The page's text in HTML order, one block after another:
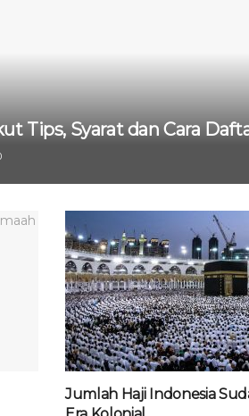
Tips, Syarat dan Cara
Jumlah Haji Indonesia